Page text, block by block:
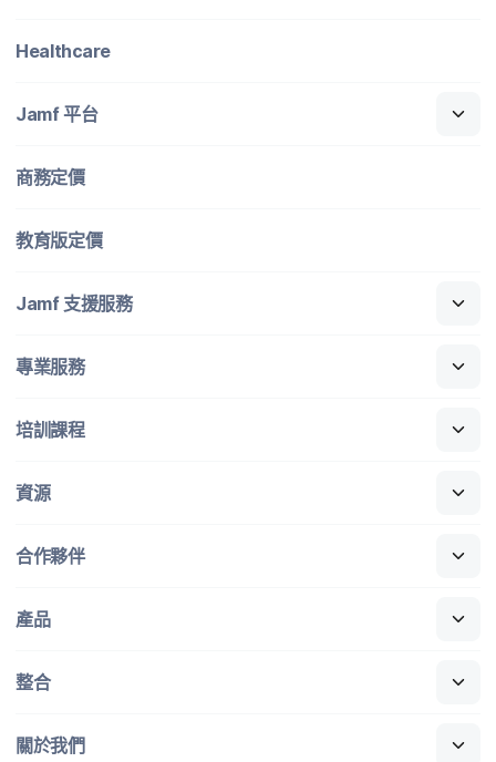
Healthcare
Jamf平​台
商務定​價
教育版定​價
Jamf 支援​服務
專業​服務
培訓​課程
資源
合作​夥伴
產品
整合
關於​我們